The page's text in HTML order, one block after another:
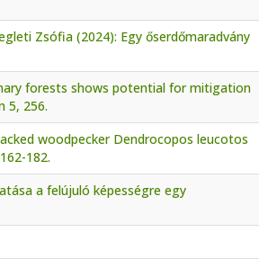
Zsófia (2024): Egy őserdőmaradvány
forests shows potential for mitigation
5, 256.
woodpecker Dendrocopos leucotos
182.
a felújuló képességre egy